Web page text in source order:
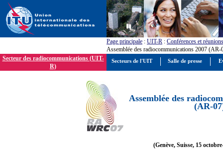
Page principale : UIT-R : Conférences et réunions
Assemblée des radiocommunications 2007 (AR-
Secteur des radiocommunications (UIT-
R)
Assemblée des
(AR-
(Genève, Suisse, 15
Secteurs de l'UIT Salle de presse